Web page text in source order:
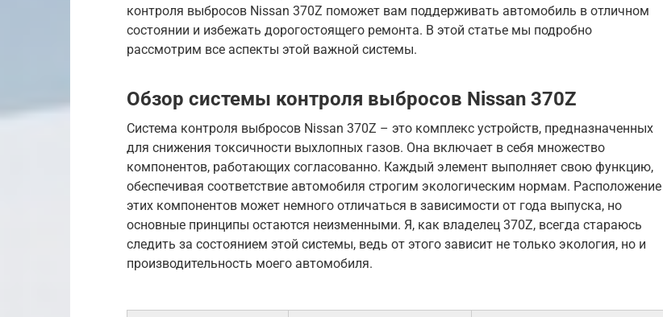
контроля выбросов Nissan 370Z поможет вам поддерживать автомобиль в отличном
состоянии и избежать дорогостоящего ремонта. В этой статье мы подробно
рассмотрим все аспекты этой важной системы.
Обзор системы контроля выбросов Nissan 370Z
Система контроля выбросов Nissan 370Z – это комплекс устройств, предназначенных
для снижения токсичности выхлопных газов. Она включает в себя множество
компонентов, работающих согласованно. Каждый элемент выполняет свою функцию,
обеспечивая соответствие автомобиля строгим экологическим нормам. Расположение
этих компонентов может немного отличаться в зависимости от года выпуска, но
основные принципы остаются неизменными. Я, как владелец 370Z, всегда стараюсь
следить за состоянием этой системы, ведь от этого зависит не только экология, но и
производительность моего автомобиля.